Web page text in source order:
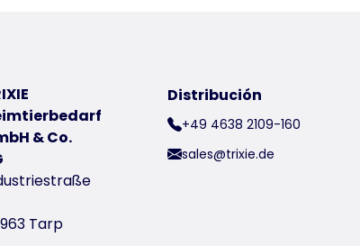
& Co.
Tarp
Distribución
+49 4638 2109-160
sales@trixie.de